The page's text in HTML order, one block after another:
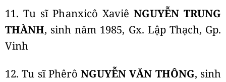
11. Tu sĩ Phanxicô Xaviê NGUYỄN TRUNG
THÀNH, sinh năm 1985, Gx. Lập Thạch, Gp.
Vinh
12. Tu sĩ PhêrôNGUYỄN VĂN THÔNG, sinh